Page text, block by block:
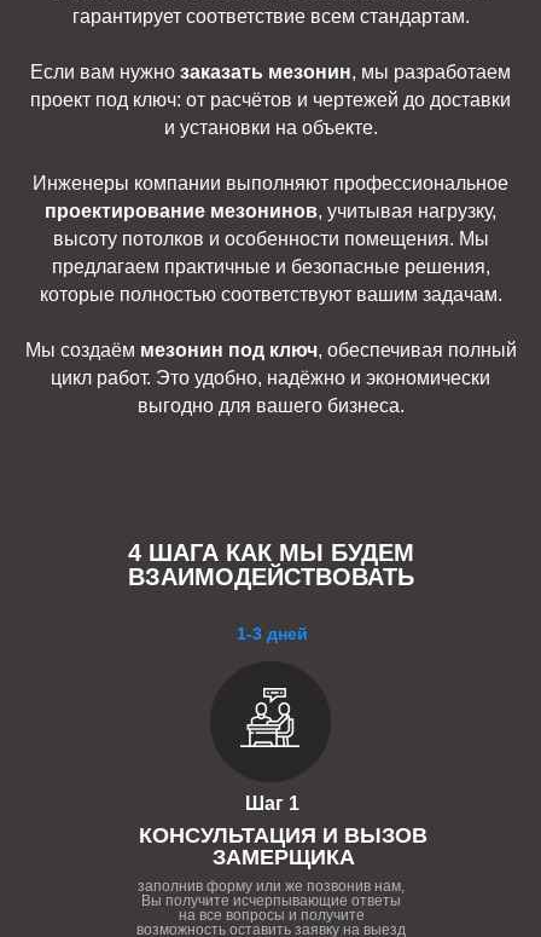
гарантирует соответствие всем стандартам.
Если вам нужно заказать мезонин, мы разработаем
проект под ключ: от расчётов и чертежей до доставки
и установки на объекте.
Инженеры компании выполняют профессиональное
проектирование мезонинов, учитывая нагрузку,
высоту потолков и особенности помещения. Мы
предлагаем практичные и безопасные решения,
которые полностью соответствуют вашим задачам.
Мы создаём мезонин под ключ, обеспечивая полный
цикл работ. Это удобно, надёжно и экономически
выгодно для вашего бизнеса.
4 ШАГА КАК МЫ БУДЕМ
ВЗАИМОДЕЙСТВОВАТЬ
1-3 дней
Шаг 1
КОНСУЛЬТАЦИЯ И ВЫЗОВ
ЗАМЕРЩИКА
заполнив форму или же позвонив нам,
Вы получите исчерпывающие ответы
на все вопросы и получите
возможность оставить заявку на выезд